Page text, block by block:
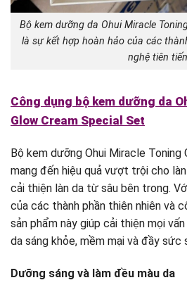
Bộ kem dưỡng da Ohui Miracle
là sự kết hợp hoàn hảo của các
nghệ tiên tiến
Công dụng bộ kem dưỡng da
Glow Cream Special Set
Bộ kem dưỡng Ohui Miracle Toning
mang đến hiệu quả vượt trội cho
cải thiện làn da từ sâu bên trong.
của các thành phần thiên nhiên và
sản phẩm này giúp cải thiện mọi
da sáng khỏe, mềm mại và đầy sức
Dưỡng sáng và làm đều màu da